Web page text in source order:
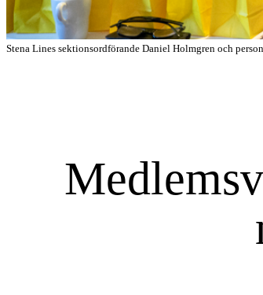
Stena Lines sektionsordförande Daniel Holmgren och